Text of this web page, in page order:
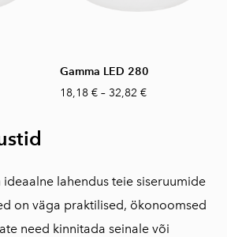
Gamma LED 280
18,18 € – 32,82 €
lahendus teie siseruumide
on väga praktilised, ökonoomsed
need kinnitada seinale või